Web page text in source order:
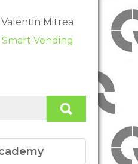
Valentin Mitrea
Smart Vending